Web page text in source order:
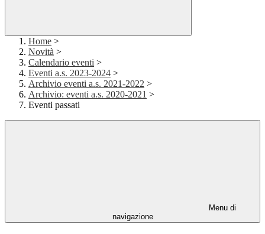
Home >
Novità >
Calendario eventi >
Eventi a.s. 2023-2024 >
Archivio eventi a.s. 2021-2022 >
Archivio: eventi a.s. 2020-2021 >
Eventi passati
Menu di
navigazione